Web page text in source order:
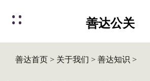
善达公关
善达首页> 关于我们 > 善达知识 >